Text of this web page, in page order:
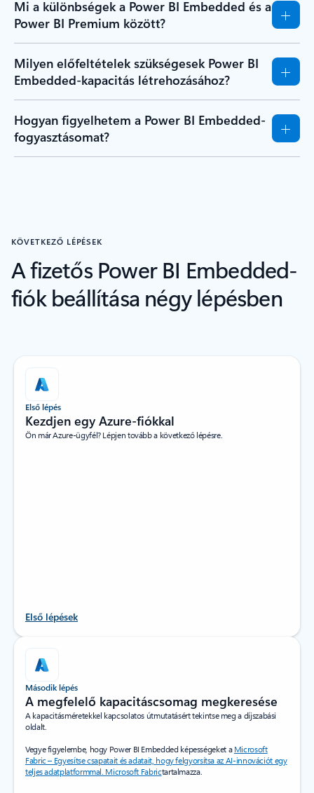
Mi a különbségek a Power BI Embedded és a
Power BI Premium között?
Milyen előfeltételek szükségesek Power BI
Embedded-kapacitás létrehozásához?
Hogyan figyelhetem a Power BI Embedded-
fogyasztásomat?
KÖVETKEZŐ LÉPÉSEK
A fizetős Power BI Embedded-
fiók beállítása négy lépésben
Első lépés
Kezdjen egy Azure-fiókkal
Ön már Azure-ügyfél? Lépjen tovább a következő lépésre.
Első lépések
Második lépés
A megfelelő kapacitáscsomag megkeresése
A kapacitásméretekkel kapcsolatos útmutatásért tekintse meg a díjszabási
oldalt.
Vegye figyelembe, hogy Power BI Embedded képességeket aMicrosoft
Fabric – Egyesítse csapatait és adatait, hogy felgyorsítsa az AI-innovációt egy
teljes adatplatformmal. Microsoft Fabrictartalmazza.